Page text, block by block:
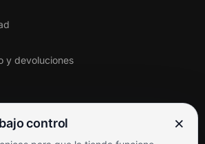
y devoluciones
control ×